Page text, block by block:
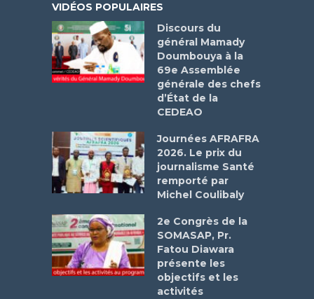
VIDÉOS POPULAIRES
Discours du
général Mamady
Doumbouya à la
69e Assemblée
générale des chefs
d’État de la
CEDEAO
Journées AFRAFRA
2026. Le prix du
journalisme Santé
remporté par
Michel Coulibaly
2e Congrès de la
SOMASAP, Pr.
Fatou Diawara
présente les
objectifs et les
activités